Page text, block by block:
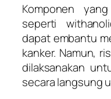
Komponen
seperti
dapat embantu
kanker. Namun,
dilaksanakan
secara langsung